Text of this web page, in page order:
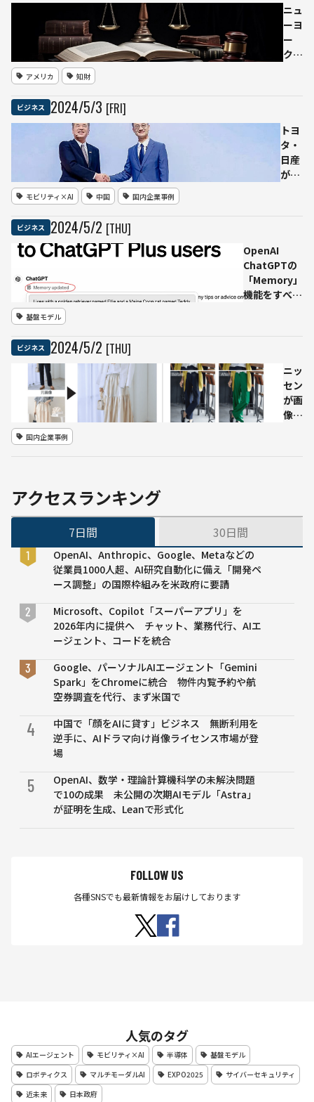
取り
組み
を開
始
業の8
割が
「2027
年まで
警告
ニュ
ーヨ
ー
ク・
新聞
8社
が著
作権
訴
アメリカ 知財
ビジネス 2024/5/3 [FRI]
トヨ
タ・
日産
が、
提
携
北京
2024
で戦
略的
パー
モビリティ×AI 中国 国内企業事例
ビジネス 2024/5/2 [THU]
OpenAI
ChatGPTの
「Memory」
機能をすべて
基盤モデル
ビジネス 2024/5/2 [THU]
ニッ
セン
が画
像生
を自
成す
国内企業事例
アクセスランキング
7日間 30日間
OpenAI、Anthropic、Google、Metaなどの
従業員1000人超、AI研究自動化に備え「開発ペ
ース調整」の国際枠組みを米政府に要請
Microsoft、Copilot「スーパーアプリ」を
2026年内に提供へ チャット、業務代行、AIエ
ージェント、コードを統合
Google、パーソナルAIエージェント「Gemini
Spark」をChromeに統合 物件内覧予約や航
空券調査を代行、まず米国で
4
中国で「顔をAIに貸す」ビジネス 無断利用を
逆手に、AIドラマ向け肖像ライセンス市場が登
場
5
OpenAI、数学・理論計算機科学の未解決問題
で10の成果 未公開の次期AIモデル「Astra」
が証明を生成、Leanで形式化
FOLLOW US
各種SNSでも最新情報をお届けしております
人気のタグ
AIエージェント モビリティ×AI 半導体
基盤モデル
ロボティクス
マルチモーダルAI EXPO2025
サイバーセキュリティ
近未来
日本政府